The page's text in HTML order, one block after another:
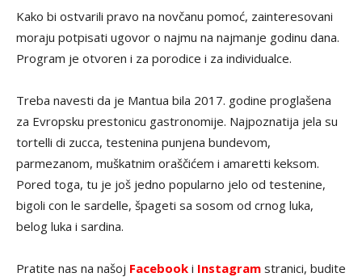
Kako bi ostvarili pravo na novčanu pomoć, zainteresovani
moraju potpisati ugovor o najmu na najmanje godinu dana.
Program je otvoren i za porodice i za individualce.
Treba navesti da je Mantua bila 2017. godine proglašena
za Evropsku prestonicu gastronomije. Najpoznatija jela su
tortelli di zucca, testenina punjena bundevom,
parmezanom, muškatnim oraščićem i amaretti keksom.
Pored toga, tu je još jedno popularno jelo od testenine,
bigoli con le sardelle, špageti sa sosom od crnog luka,
belog luka i sardina.
Pratite nas na našoj Facebook i Instagram stranici, budite